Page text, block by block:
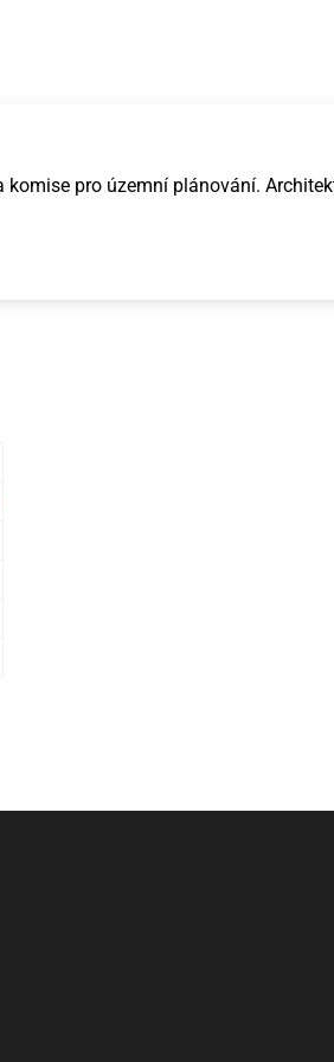
pro územní plánování.